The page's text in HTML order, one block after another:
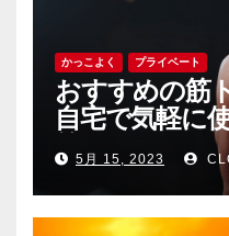
かっこよく プライベート
おすすめの筋
自宅で気軽に
筋トレグッツ
5月 15, 2023